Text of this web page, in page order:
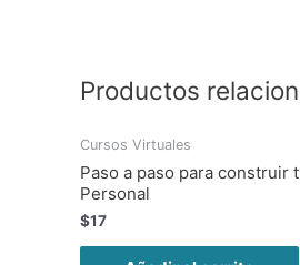
Productos
Cursos Virtuales
Paso a paso para construir
Personal
$17